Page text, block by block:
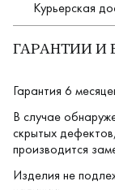
Курьерская
ГАРАНТИИ И
Гарантия 6
В случае
скрытых
производится
Изделия не